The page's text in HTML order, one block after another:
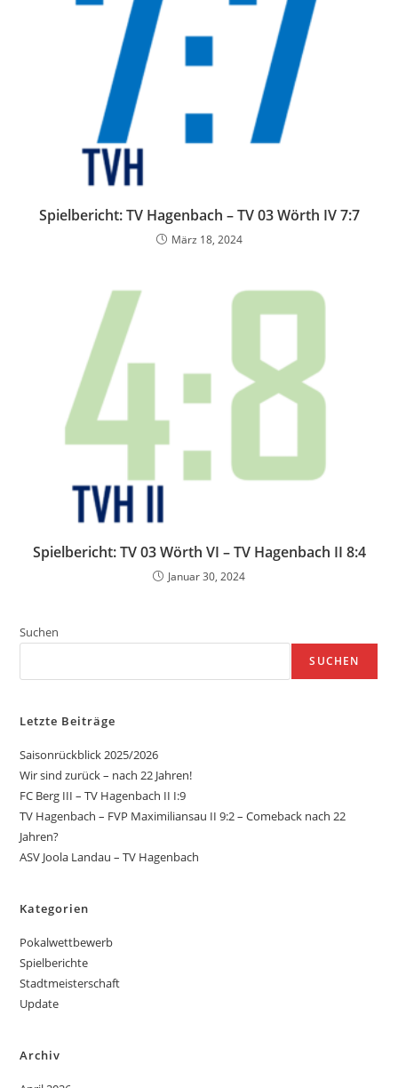
Spielbericht: TV Hagenbach – TV 03 Wörth IV 7:7
März 18, 2024
Spielbericht: TV 03 Wörth VI – TV Hagenbach II 8:4
Januar 30, 2024
Suchen
SUCHEN
Letzte Beiträge
Saisonrückblick 2025/2026
Wir sind zurück – nach 22 Jahren!
FC Berg III – TV Hagenbach II I:9
TV Hagenbach – FVP Maximiliansau II 9:2 – Comeback nach 22
Jahren?
ASV Joola Landau – TV Hagenbach
Kategorien
Pokalwettbewerb
Spielberichte
Stadtmeisterschaft
Update
Archiv